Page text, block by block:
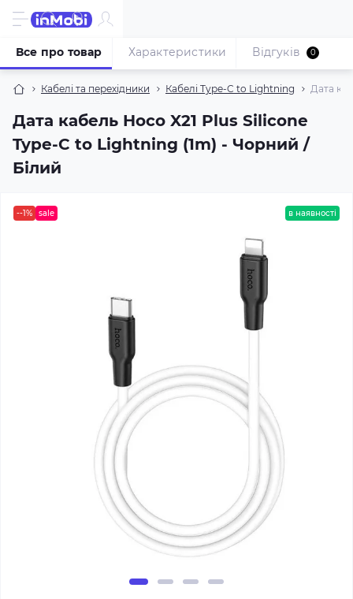
Кабелі та перехідники Кабелі Type-C to Lightning Дата
Дата кабель Hoco X21 Plus Silicone
Type-C to Lightning (1m) - Чорний /
Білий
Все про товар Характеристики Відгуків 0
--1% sale в наявності